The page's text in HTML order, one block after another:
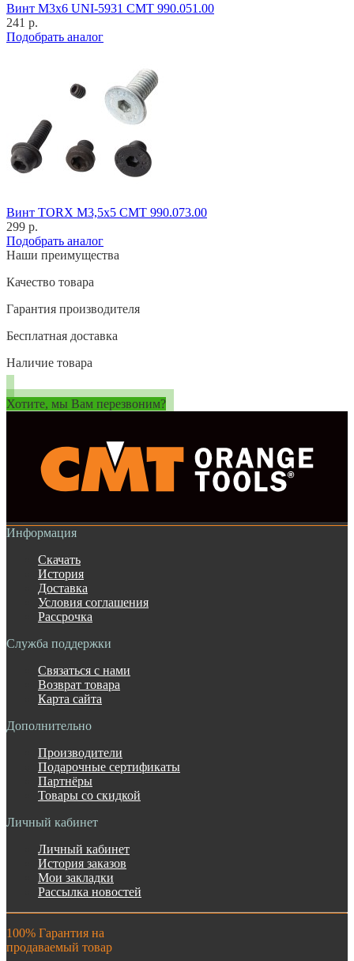
Винт M3x6 UNI-5931 CMT 990.051.00
241 р.
Подобрать аналог
Винт TORX M3,5x5 CMT 990.073.00
299 р.
Подобрать аналог
Наши преимущества
Качество товара
Гарантия производителя
Бесплатная доставка
Наличие товара
Хотите, мы Вам перезвоним?
Информация
Скачать
История
Доставка
Условия соглашения
Рассрочка
Служба поддержки
Связаться с нами
Возврат товара
Карта сайта
Дополнительно
Производители
Подарочные сертификаты
Партнёры
Товары со скидкой
Личный кабинет
Личный кабинет
История заказов
Мои закладки
Рассылка новостей
100% Гарантия на
продаваемый товар